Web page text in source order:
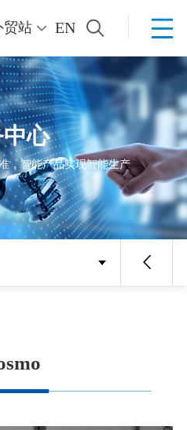
贸站 EN
心
，智能产品实现智能生产